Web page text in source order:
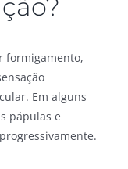
formigamento,
Em alguns
pápulas e